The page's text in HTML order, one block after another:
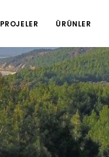
PROJELER ÜRÜNLER